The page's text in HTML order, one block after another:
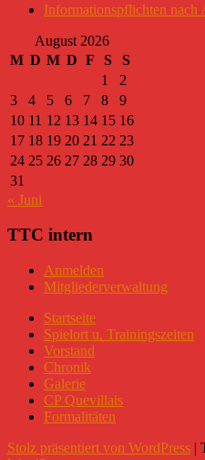
Informationspflichten
August 2026
M D M D F S
S
1
2
3
4 5 6 7 8
9
10 11 12 13 14 15 16
17 18 19 20 21 22 23
24 25 26 27 28 29 30
31
« Juni
TTC intern
Anmelden
Mitgliederverwaltung
Startseite
Spielort u. Trainingszeiten
Vorstand
Chronik
Galerie
CP Quevillais
Formalitäten
Stolz präsentiert von WordPress |